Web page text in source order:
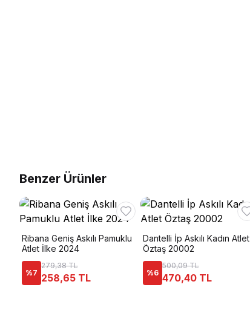
Benzer Ürünler
Ribana Geniş Askılı Pamuklu
Atlet İlke 2024
%7
279,38 TL
258,65 TL
Dantelli İp Askılı Kadın Atlet
Öztaş 20002
%6
500,09 TL
470,40 TL